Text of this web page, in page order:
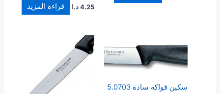
4.25د.ا قراءة المزيد
سكين فواكه سادة 5.0703